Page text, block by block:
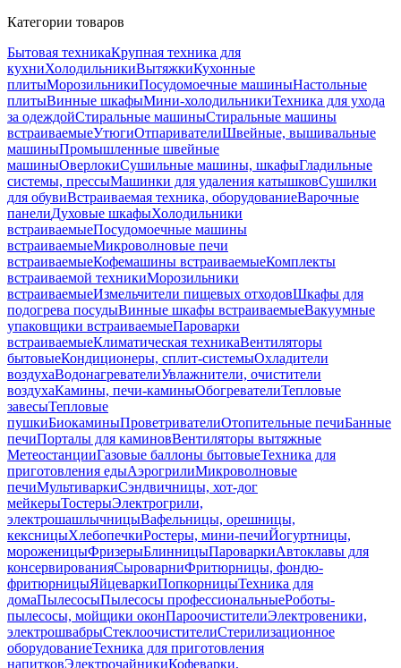
Категории товаров
Бытовая техникаКрупная техника для
кухниХолодильникиВытяжкиКухонные
плитыМорозильникиПосудомоечные машиныНастольные
плитыВинные шкафыМини-холодильникиТехника для ухода
за одеждойСтиральные машиныСтиральные машины
встраиваемыеУтюгиОтпаривателиШвейные, вышивальные
машиныПромышленные швейные
машиныОверлокиСушильные машины, шкафыГладильные
системы, прессыМашинки для удаления катышковСушилки
для обувиВстраиваемая техника, оборудованиеВарочные
панелиДуховые шкафыХолодильники
встраиваемыеПосудомоечные машины
встраиваемыеМикроволновые печи
встраиваемыеКофемашины встраиваемыеКомплекты
встраиваемой техникиМорозильники
встраиваемыеИзмельчители пищевых отходовШкафы для
подогрева посудыВинные шкафы встраиваемыеВакуумные
упаковщики встраиваемыеПароварки
встраиваемыеКлиматическая техникаВентиляторы
бытовыеКондиционеры, сплит-системыОхладители
воздухаВодонагревателиУвлажнители, очистители
воздухаКамины, печи-каминыОбогревателиТепловые
завесыТепловые
пушкиБиокаминыПроветривателиОтопительные печиБанные
печиПорталы для каминовВентиляторы вытяжные
МетеостанцииГазовые баллоны бытовыеТехника для
приготовления едыАэрогрилиМикроволновые
печиМультиваркиСэндвичницы, хот-дог
мейкерыТостерыЭлектрогрили,
электрошашлычницыВафельницы, орешницы,
кексницыХлебопечкиРостеры, мини-печиЙогуртницы,
мороженицыФризерыБлинницыПароваркиАвтоклавы для
консервированияСыроварниФритюрницы, фондю-
фритюрницыЯйцеваркиПопкорницыТехника для
домаПылесосыПылесосы профессиональныеРоботы-
пылесосы, мойщики оконПароочистителиЭлектровеники,
электрошвабрыСтеклоочистителиСтерилизационное
оборудованиеТехника для приготовления
напитковЭлектрочайникиКофеварки,